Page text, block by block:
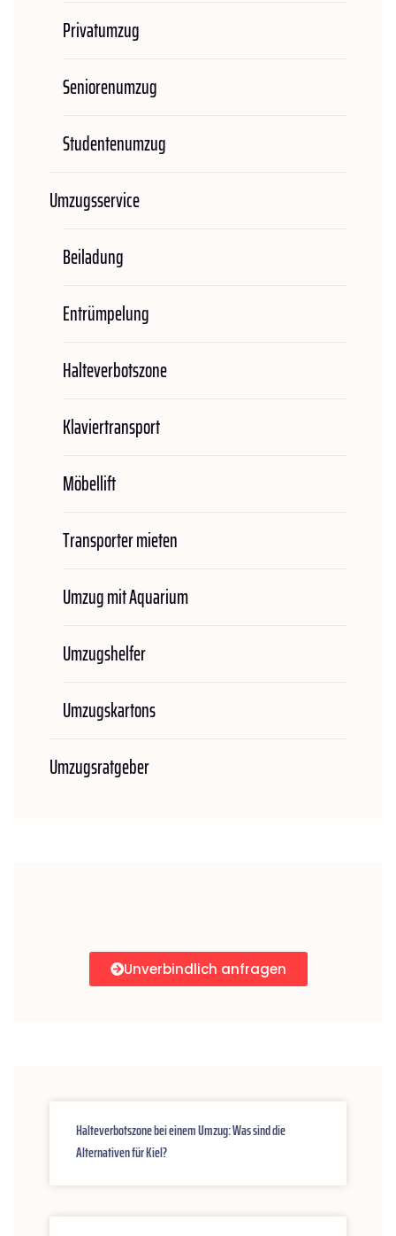
Privatumzug
Seniorenumzug
Studentenumzug
Umzugsservice
Beiladung
Entrümpelung
Halteverbotszone
Klaviertransport
Möbellift
Transporter mieten
Umzug mit Aquarium
Umzugshelfer
Umzugskartons
Umzugsratgeber
Unverbindlich anfragen
Halteverbotszone bei einem Umzug: Was sind die
Alternativen für Kiel?